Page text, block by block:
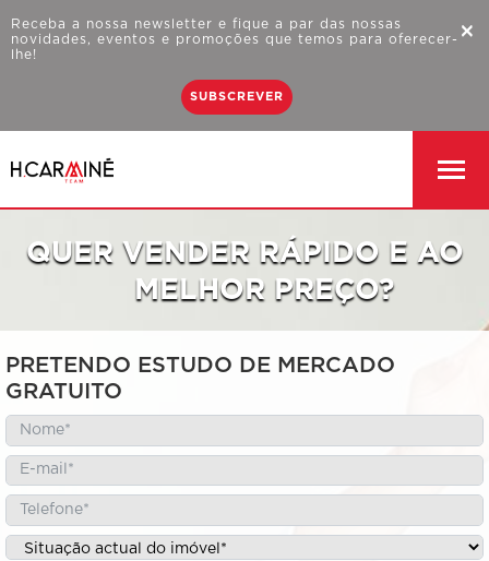
×
Receba a nossa newsletter e fique a par das nossas
novidades, eventos e promoções que temos para oferecer-
lhe!
SUBSCREVER
QUER VENDER RÁPIDO E AO
MELHOR PREÇO?
PRETENDO ESTUDO DE MERCADO
GRATUITO